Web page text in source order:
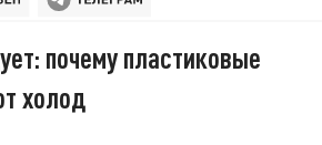
почему пластиковые
холод